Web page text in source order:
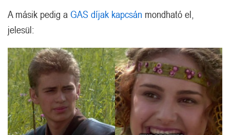
A másik pedig a GAS díjak kapcsán mondható el,
jelesül: